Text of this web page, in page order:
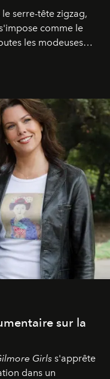
serre-tête zigzag,
comme le
les modeuses
sur la
Girls s'apprête
dans un